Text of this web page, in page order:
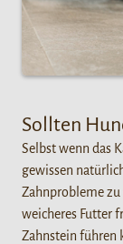
Sollten
Selbst wenn das
gewissen
Zahnprobleme
weicheres Futter
Zahnstein führen